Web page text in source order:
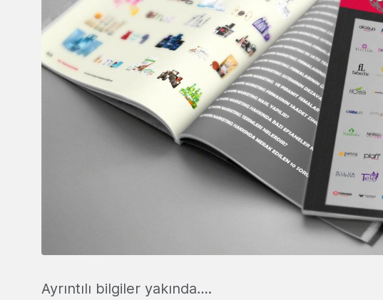
Ayrıntılı bilgiler yakında….